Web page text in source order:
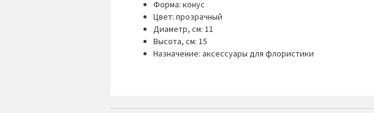
Форма: конус
Цвет: прозрачный
Диаметр, см: 11
Высота, см: 15
Назначение: аксессуары для флористики